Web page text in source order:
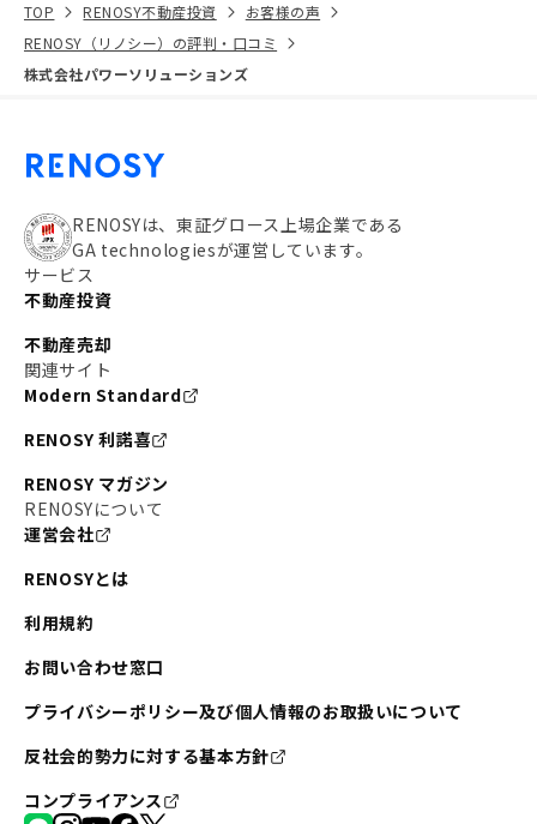
TOP RENOSY不動産投資
お客様の声
RENOSY（リノシー）の評判・口コミ
株式会社パワーソリューションズ
RENOSYは、東証グロース上場企業である
GA technologiesが運営しています。
サービス
不動産投資
不動産売却
関連サイト
Modern Standard
RENOSY 利諾喜
RENOSY マガジン
RENOSYについて
運営会社
RENOSYとは
利用規約
お問い合わせ窓口
プライバシーポリシー及び個人情報のお取扱いについて
反社会的勢力に対する基本方針
コンプライアンス